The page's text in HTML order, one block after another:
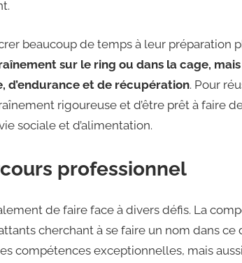
beaucoup de temps à leur préparation
sur le ring ou dans la cage,
d’endurance et de récupération. Pour
rigoureuse et d’être prêt à faire
sociale et d’alimentation.
professionnel
de faire face à divers défis. La
cherchant à se faire un nom dans ce
compétences exceptionnelles, mais